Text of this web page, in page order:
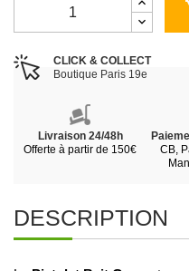
CLICK & COLLECT
Boutique Paris 19e
Livraison 24/48h
Offerte à partir de 150€
CB,
DESCRIPTION